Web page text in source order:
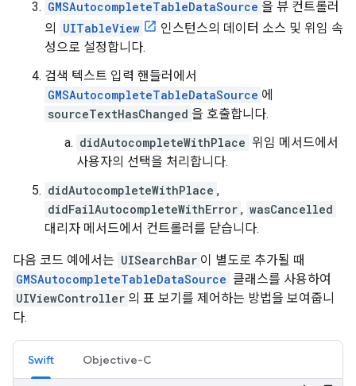
GMSAutocompleteTableDataSource 을 뷰 컨트롤러
의
UITableView
인스턴스의 데이터 소스 및 위임 속
성으로 설정합니다.
검색 텍스트 입력 핸들러에서
GMSAutocompleteTableDataSource 에
sourceTextHasChanged 을 호출합니다.
didAutocompleteWithPlace 위임 메서드에서
사용자의 선택을 처리합니다.
didAutocompleteWithPlace ,
didFailAutocompleteWithError , wasCancelled
대리자 메서드에서 컨트롤러를 닫습니다.
다음 코드 예에서는 UISearchBar 이 별도로 추가될 때
GMSAutocompleteTableDataSource 클래스를 사용하여
UIViewController 의 표 보기를 제어하는 방법을 보여줍니
다.
Swift Objective-C